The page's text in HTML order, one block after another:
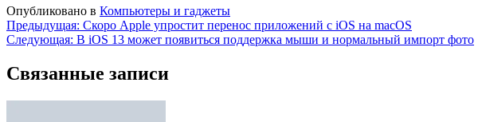
Опубликовано в Компьютеры и гаджеты
Навигация
по
записям
Предыдущая: Скоро Apple упростит перенос приложений с iOS на macOS
Следующая: В iOS 13 может появиться поддержка мыши и нормальный импорт фото
Связанные записи